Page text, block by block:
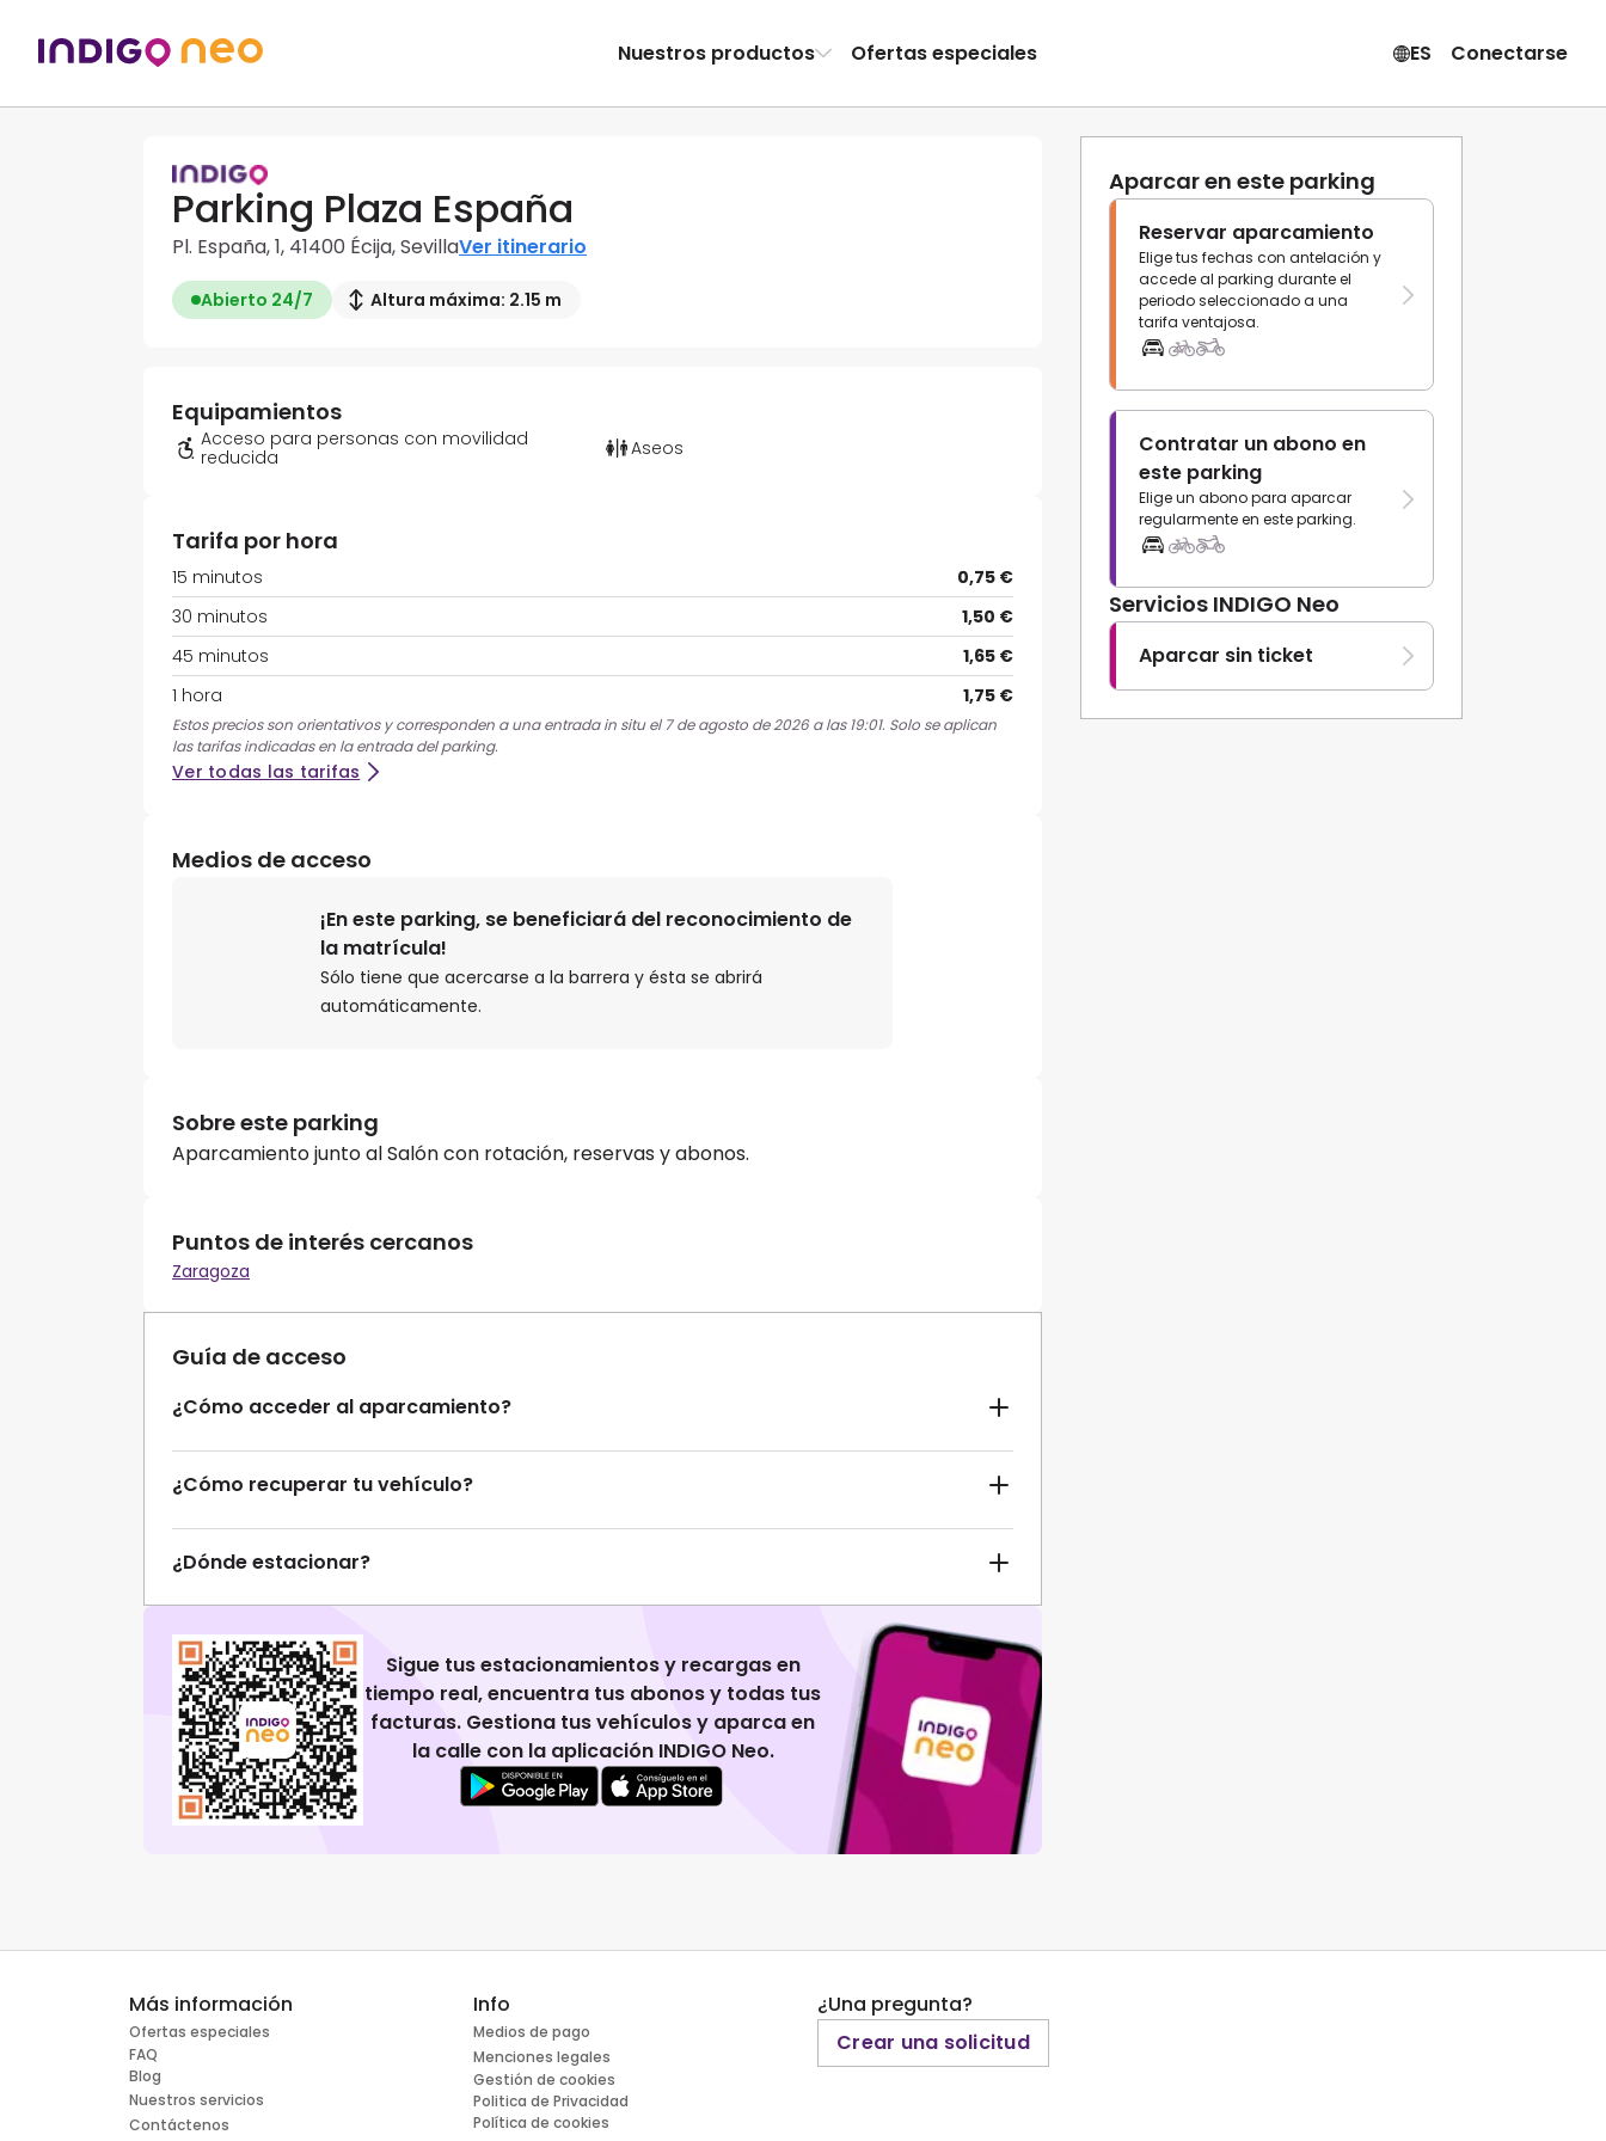
Nuestros productos Ofertas especiales ES Conectarse
Parking Plaza España
Pl. España, 1, 41400 Écija, SevillaVer itinerario
Abierto 24/7 Altura máxima: 2.15 m
Aparcar en este parking
Reservar aparcamiento
Elige tus fechas con antelación y
accede al parking durante el
periodo seleccionado a una
tarifa ventajosa.
Contratar un abono en
este parking
Elige un abono para aparcar
regularmente en este parking.
Servicios INDIGO Neo
Aparcar sin ticket
Equipamientos
Acceso para personas con movilidad
reducida
Aseos
Tarifa por hora
15 minutos
0,75 €
30 minutos
1,50 €
45 minutos
1,65 €
1 hora
1,75 €
Estos precios son orientativos y corresponden a una entrada in situ el 7 de agosto de 2026 a las 19:01. Solo se aplican
las tarifas indicadas en la entrada del parking.
Ver todas las tarifas
Medios de acceso
¡En este parking, se beneficiará del reconocimiento de
la matrícula!
Sólo tiene que acercarse a la barrera y ésta se abrirá
automáticamente.
Sobre este parking
Aparcamiento junto al Salón con rotación, reservas y abonos.
Puntos de interés cercanos
Zaragoza
Guía de acceso
¿Cómo acceder al aparcamiento?
¿Cómo recuperar tu vehículo?
¿Dónde estacionar?
Sigue tus estacionamientos y recargas en
tiempo real, encuentra tus abonos y todas tus
facturas. Gestiona tus vehículos y aparca en
la calle con la aplicación INDIGO Neo.
Más información
Ofertas especiales
FAQ
Blog
Nuestros servicios
Contáctenos
Info
Medios de pago
Menciones legales
Gestión de cookies
Politica de Privacidad
Política de cookies
¿Una pregunta?
Crear una solicitud